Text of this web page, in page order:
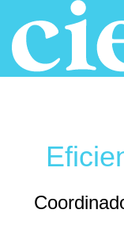
Skip to main